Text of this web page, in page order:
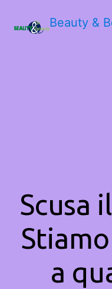
Beauty &
Scusa
a